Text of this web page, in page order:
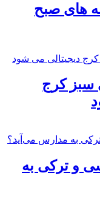
های صبح
سبز کرج
و ترکی به